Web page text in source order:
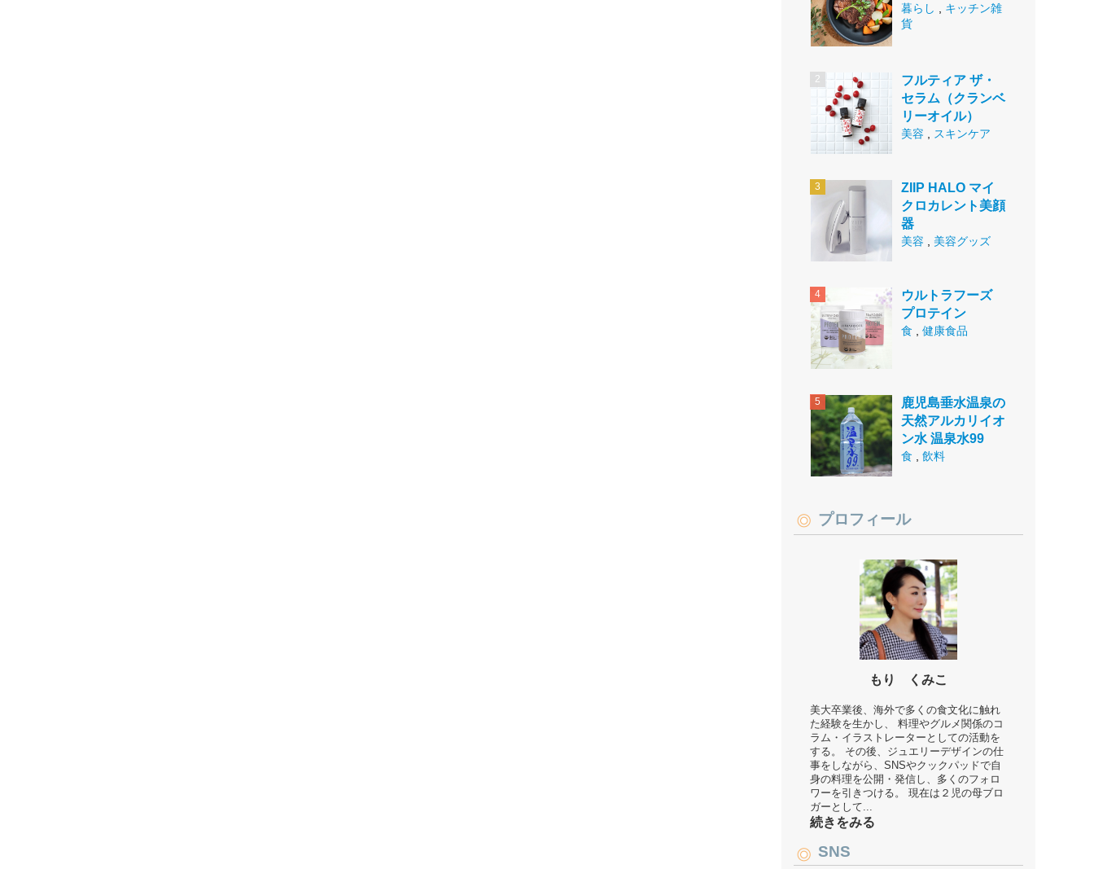
暮らし
キッチン雑
貨
フルティア ザ・
セラム（クランベ
リーオイル）
美容 スキンケア
ZIIP HALO マイ
クロカレント美顔
器
美容 美容グッズ
ウルトラフーズ
プロテイン
食 健康食品
鹿児島垂水温泉の
天然アルカリイオ
ン水 温泉水99
食 飲料
プロフィール
もり くみこ
美大卒業後、海外で多くの食文化に触れ
た経験を生かし、 料理やグルメ関係のコ
ラム・イラストレーターとしての活動を
する。 その後、ジュエリーデザインの仕
事をしながら、SNSやクックパッドで自
身の料理を公開・発信し、多くのフォロ
ワーを引きつける。 現在は２児の母ブロ
ガーとして...
続きをみる
SNS